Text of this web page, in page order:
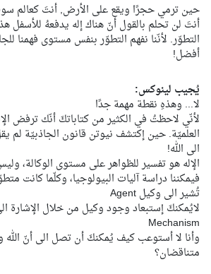
حين ترمي حجرًا ويقع على الأرض, أنتَ كعالم
أنتَ لن تحلم بالقول أنّ هناك إله يدفعهُ للأسفل
التطوّر. لأنّنا نفهم التطوّر بنفس مستوى فهمنا
أفضل!
يُجيب لينوكس:
لا... وهذهِ نقطة مهمة جدًا
لأنّي لاحظتُ في الكثير من كتاباتكَ أنّك ترفض
العلميّة. حين إكتشف نيوتن قانون الجاذبيّة لم
الى الله!
الإله هو تفسير للظواهر على مستوى الوكالة،
فيمكننا دراسة آليات البيولوجيا، وكلّما كانت
تُشير الى وكيل Agent
لايُمكنكَ إستبعاد وجود وكيل من خلال الإشارة
Mechanism
وأنا لا أستوعب كيف يُمكنكَ أن تصل الى أنّ الله
متناقضان؟